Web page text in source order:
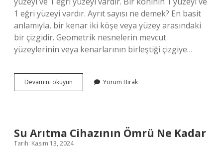
1 eğri yüzeyi vardır. Ayrıt sayısı ne demek? En basit
anlamıyla, bir kenar iki köşe veya yüzey arasındaki
bir çizgidir. Geometrik nesnelerin mevcut
yüzeylerinin veya kenarlarının birleştiği çizgiye…
Devamını okuyun
Ayrıt
Yorum Bırak
Su Arıtma Cihazının Ömrü Ne Kadar
Tarih: Kasım 13, 2024